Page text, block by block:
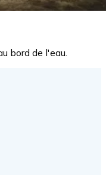
bord de l'eau.